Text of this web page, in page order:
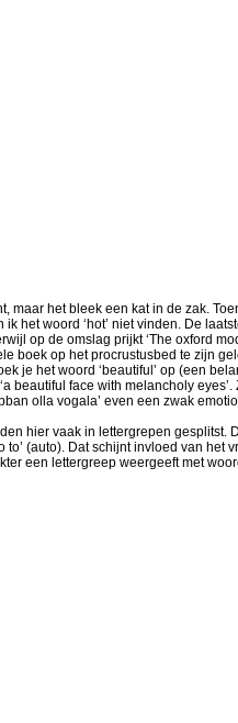
maar het bleek een kat in de zak.
het woord ‘hot’ niet vinden. De
op de omslag prijkt ‘The oxford
boek op het procrustusbed te zijn
je het woord ‘beautiful’ op (een
beautiful face with melancholy
olla vogala’ even een zwak
hier vaak in lettergrepen gesplitst.
to’ (auto). Dat schijnt invloed van het
een lettergreep weergeeft met